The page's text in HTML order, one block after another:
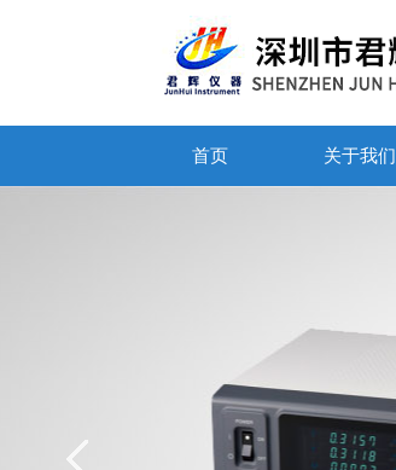
首页 关于我们